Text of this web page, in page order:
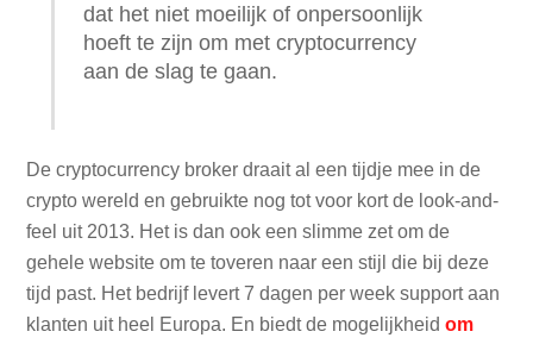
dat het niet moeilijk of onpersoonlijk
hoeft te zijn om met cryptocurrency
aan de slag te gaan.
De cryptocurrency broker draait al een tijdje mee in de
crypto wereld en gebruikte nog tot voor kort de look-and-
feel uit 2013. Het is dan ook een slimme zet om de
gehele website om te toveren naar een stijl die bij deze
tijd past. Het bedrijf levert 7 dagen per week support aan
klanten uit heel Europa. En biedt de mogelijkheidom